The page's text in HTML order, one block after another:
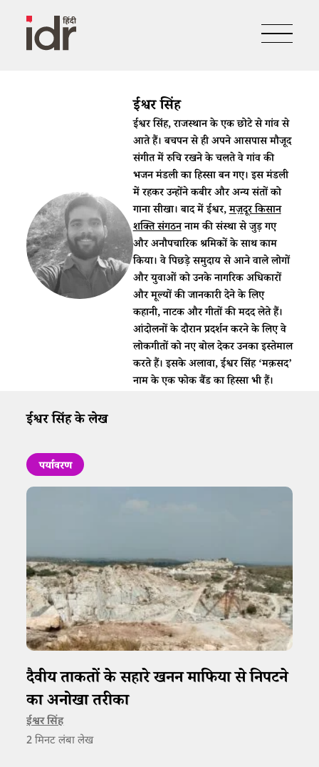
ईश्वर सिंह
ईश्वर सिंह, राजस्थान के एक छोटे से गांव से
आते हैं। बचपन से ही अपने आसपास मौजूद
संगीत में रुचि रखने के चलते वे गांव की
भजन मंडली का हिस्सा बन गए। इस मंडली
में रहकर उन्होंने कबीर और अन्य संतों को
गाना सीखा। बाद में ईश्वर,मज़दूर किसान
शक्ति संगठननाम की संस्था से जुड़ गए
और अनौपचारिक श्रमिकों के साथ काम
किया। वे पिछड़े समुदाय से आने वाले लोगों
और युवाओं को उनके नागरिक अधिकारों
और मूल्यों की जानकारी देने के लिए
कहानी, नाटक और गीतों की मदद लेते हैं।
आंदोलनों के दौरान प्रदर्शन करने के लिए वे
लोकगीतों को नए बोल देकर उनका इस्तेमाल
करते हैं। इसके अलावा, ईश्वर सिंह ‘मक़सद’
नाम के एक फोक बैंड का हिस्सा भी हैं।
ईश्वर सिंह के लेख
पर्यावरण
दैवीय ताकतों के सहारे खनन माफिया से निपटने
का अनोखा तरीका
ईश्वर सिंह
2 मिनट लंबा लेख